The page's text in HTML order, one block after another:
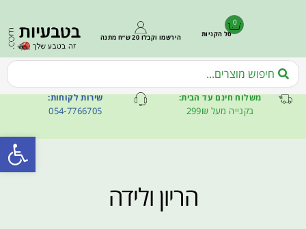
0
סל הקניות הירשמו וקבלו 20 ש״ח מתנה
משלוח חינם עד הבית:
בקנייה מעל 299₪
שירות לקוחות:
054-7766705
הריון ולידה
פתח